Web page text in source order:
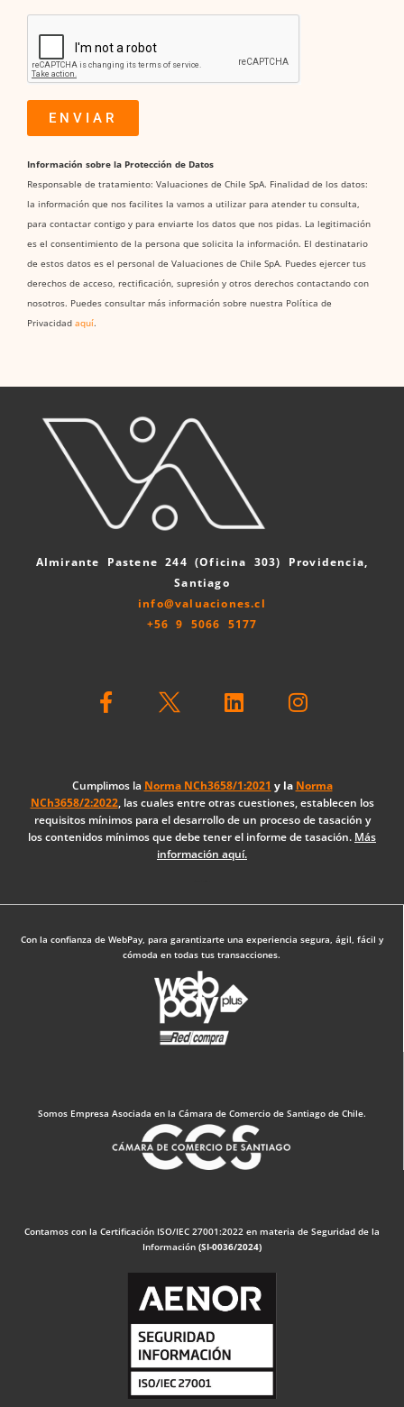
ENVIAR
Información sobre la Protección de Datos
Responsable de tratamiento: Valuaciones de Chile SpA. Finalidad de los datos:
la información que nos facilites la vamos a utilizar para atender tu consulta,
para contactar contigo y para enviarte los datos que nos pidas. La legitimación
es el consentimiento de la persona que solicita la información. El destinatario
de estos datos es el personal de Valuaciones de Chile SpA. Puedes ejercer tus
derechos de acceso, rectificación, supresión y otros derechos contactando con
nosotros. Puedes consultar más información sobre nuestra Política de
Privacidad aquí.
Almirante Pastene 244 (Oficina 303) Providencia,
Santiago
info@valuaciones.cl
+56 9 5066 5177
a
o
o
k
i
d
i
n
n
g
r
a
Cumplimos la Norma NCh3658/1:2021 y la Norma
NCh3658/2:2022, las cuales entre otras cuestiones, establecen los
requisitos mínimos para el desarrollo de un proceso de tasación y
los contenidos mínimos que debe tener el informe de tasación. Más
información aquí.
Con la confianza de WebPay, para garantizarte una experiencia segura, ágil, fácil y
cómoda en todas tus transacciones.
Somos Empresa Asociada en la Cámara de Comercio de Santiago de Chile.
Contamos con la Certificación ISO/IEC 27001:2022 en materia de Seguridad de la
Información (SI-0036/2024)